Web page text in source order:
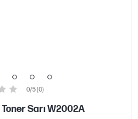
0/5 (0)
Sarı W2002A